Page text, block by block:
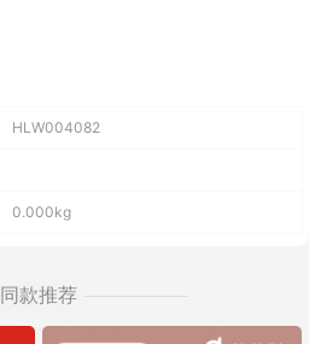
HLW004082
0.000kg
同款推荐